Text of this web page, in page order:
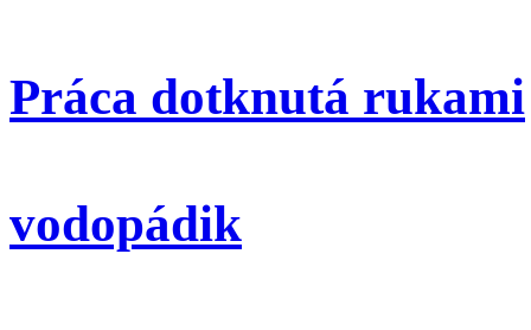
Práca dotknutá rukami
vodopádik